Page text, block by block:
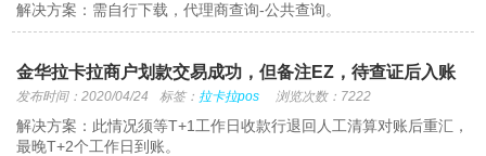
解决方案：需自行下载，代理商查询-公共查询。
金华拉卡拉商户划款交易成功，但备注EZ，待查证后入账
发布时间：2020/04/24 标签： 拉卡拉pos 浏览次数：7222
解决方案：此情况须等T+1工作日收款行退回人工清算对账后重汇，
最晚T+2个工作日到账。